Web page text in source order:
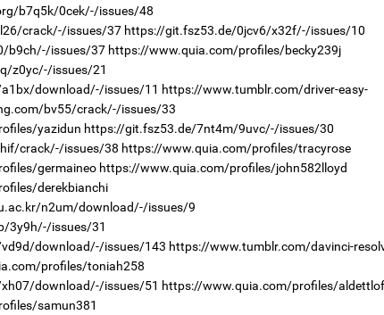
b7q5k/0cek/-/issues/48
crack/-/issues/37 https://git.fsz53.de/0jcv6/x32f/-/issues/10
b9ch/-/issues/37 https://www.quia.com/profiles/becky239j
z0yc/-/issues/21
download/-/issues/11 https://www.tumblr.com/driver-easy-
bv55/crack/-/issues/33
yazidun https://git.fsz53.de/7nt4m/9uvc/-/issues/30
crack/-/issues/38 https://www.quia.com/profiles/tracyrose
germaineo https://www.quia.com/profiles/john582lloyd
derekbianchi
n2um/download/-/issues/9
3y9h/-/issues/31
download/-/issues/143 https://www.tumblr.com/davinci-
profiles/toniah258
download/-/issues/51 https://www.quia.com/profiles/
samun381